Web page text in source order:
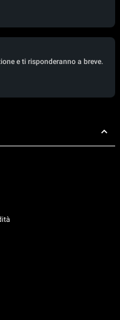
e ti risponderanno a breve.